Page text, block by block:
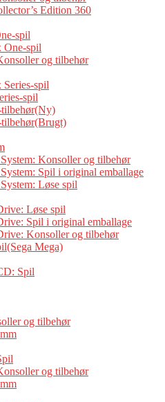
Edition 360
spil
One-spil
og tilbehør
spil
spil
Konsoller og tilbehør
Spil i original emballage
Løse spil
Løse spil
Spil i original emballage
Konsoller og tilbehør
Mega)
Spil
og tilbehør
og tilbehør